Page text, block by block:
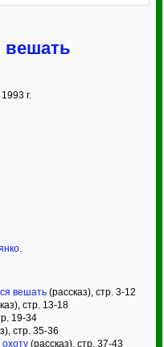
вешать
1993 г.
.
вешать (рассказ), стр. 3-12
стр. 13-18
19-34
стр. 35-36
(рассказ), стр. 37-43